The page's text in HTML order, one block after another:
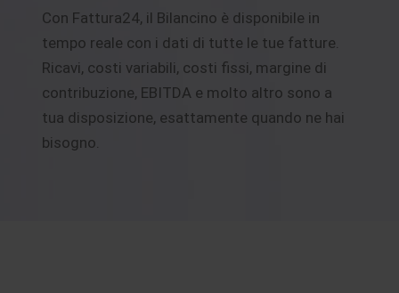
Con Fattura24, il Bilancino è disponibile in
tempo reale con i dati di tutte le tue fatture.
Ricavi, costi variabili, costi fissi, margine di
contribuzione, EBITDA e molto altro sono a
tua disposizione, esattamente quando ne hai
bisogno.